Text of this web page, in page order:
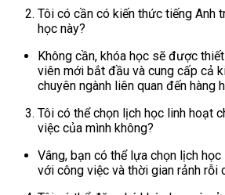
Tôi có cần có kiến thức tiếng Anh
học này?
Không cần, khóa học sẽ được
viên mới bắt đầu và cung cấp cả
chuyên ngành liên quan đến hàng
Tôi có thể chọn lịch học linh hoạt
việc của mình không?
Vâng, bạn có thể lựa chọn lịch
với công việc và thời gian rảnh rỗi